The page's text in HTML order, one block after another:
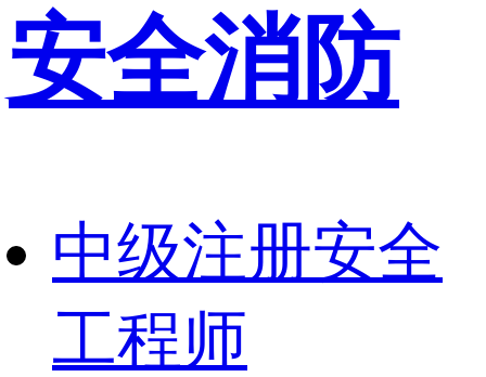
安全消防
中级注册安全
工程师